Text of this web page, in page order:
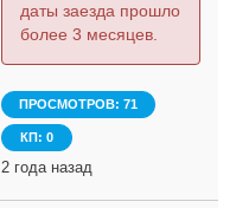
даты заезда прошло
более 3 месяцев.
ПРОСМОТРОВ: 71
КП: 0
2 года назад